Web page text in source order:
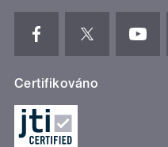
Certifikováno